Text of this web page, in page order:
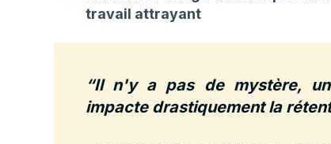
travail attrayant
“Il n'y a pas de mystère,
impacte drastiquement la